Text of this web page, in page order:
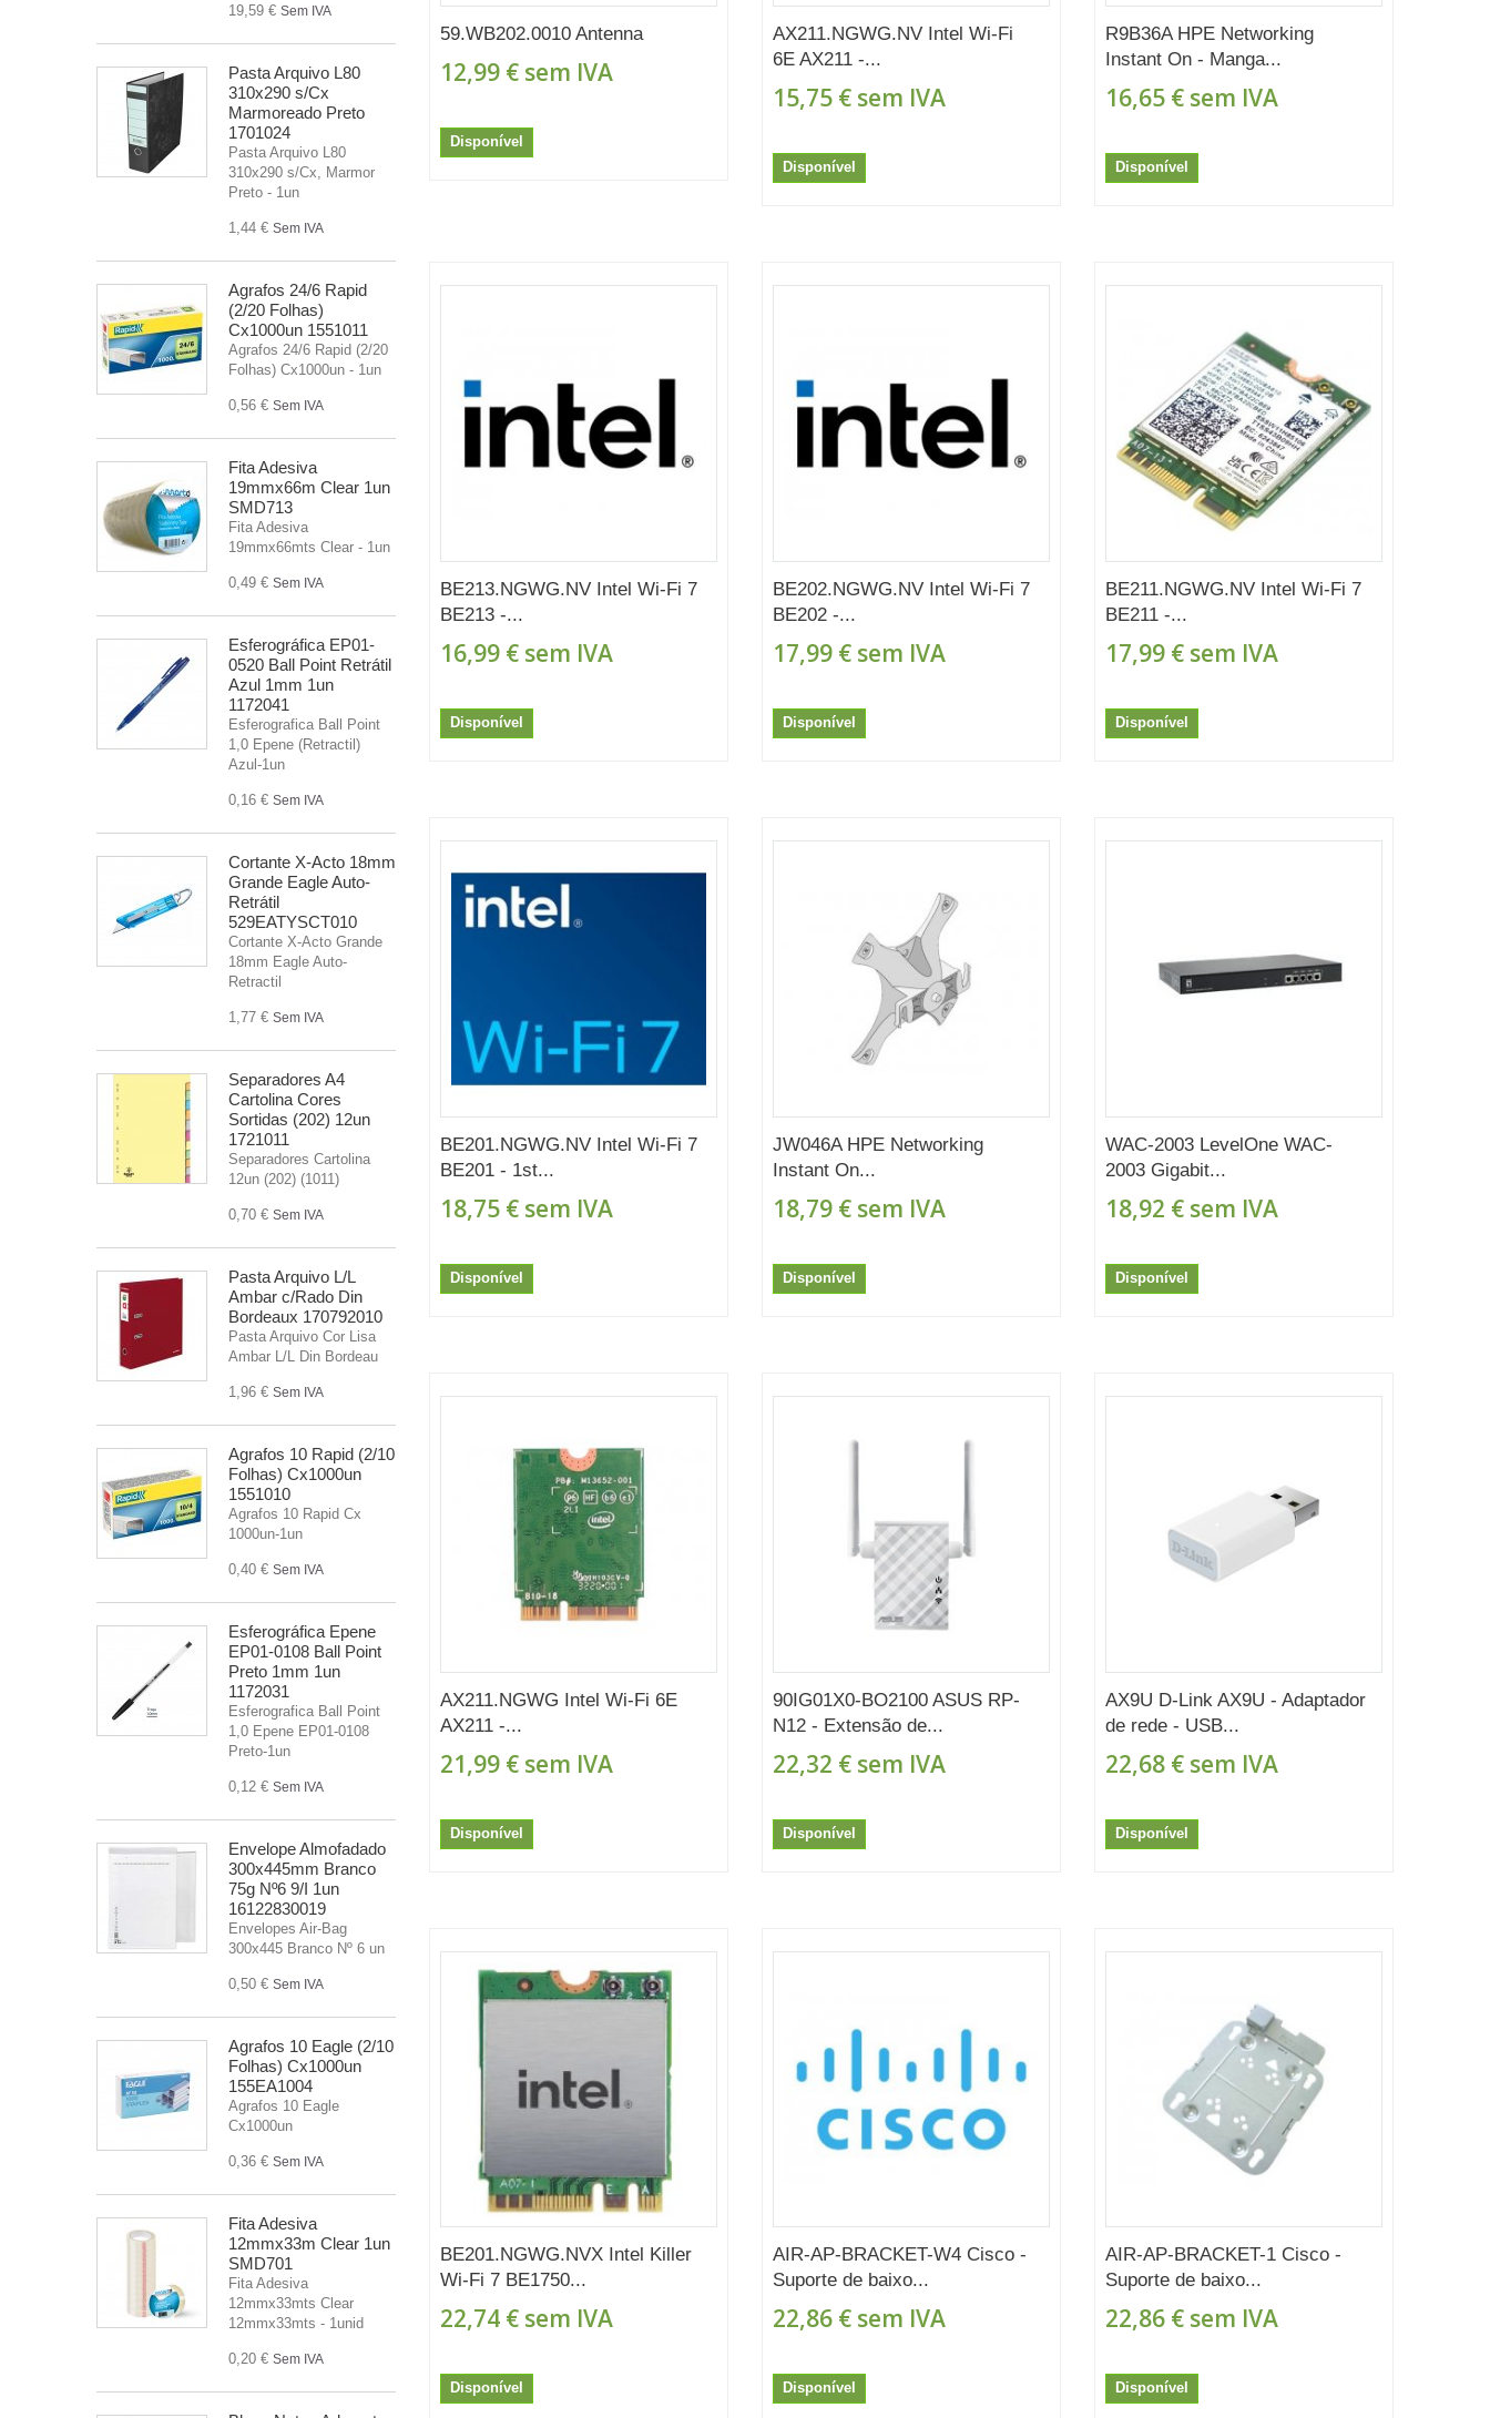
19,59 € Sem IVA
Pasta Arquivo L80
310x290 s/Cx
Marmoreado Preto
1701024
Pasta Arquivo L80
310x290 s/Cx, Marmor
Preto - 1un
1,44 € Sem IVA
Agrafos 24/6 Rapid
(2/20 Folhas)
Cx1000un 1551011
Agrafos 24/6 Rapid (2/20
Folhas) Cx1000un - 1un
0,56 € Sem IVA
Fita Adesiva
19mmx66m Clear 1un
SMD713
Fita Adesiva
19mmx66mts Clear - 1un
0,49 € Sem IVA
Esferográfica EP01-
0520 Ball Point Retrátil
Azul 1mm 1un
1172041
Esferografica Ball Point
1,0 Epene (Retractil)
Azul-1un
0,16 € Sem IVA
Cortante X-Acto 18mm
Grande Eagle Auto-
Retrátil
529EATYSCT010
Cortante X-Acto Grande
18mm Eagle Auto-
Retractil
1,77 € Sem IVA
Separadores A4
Cartolina Cores
Sortidas (202) 12un
1721011
Separadores Cartolina
12un (202) (1011)
0,70 € Sem IVA
Pasta Arquivo L/L
Ambar c/Rado Din
Bordeaux 170792010
Pasta Arquivo Cor Lisa
Ambar L/L Din Bordeau
1,96 € Sem IVA
Agrafos 10 Rapid (2/10
Folhas) Cx1000un
1551010
Agrafos 10 Rapid Cx
1000un-1un
0,40 € Sem IVA
Esferográfica Epene
EP01-0108 Ball Point
Preto 1mm 1un
1172031
Esferografica Ball Point
1,0 Epene EP01-0108
Preto-1un
0,12 € Sem IVA
Envelope Almofadado
300x445mm Branco
75g Nº6 9/I 1un
16122830019
Envelopes Air-Bag
300x445 Branco Nº 6 un
0,50 € Sem IVA
Agrafos 10 Eagle (2/10
Folhas) Cx1000un
155EA1004
Agrafos 10 Eagle
Cx1000un
0,36 € Sem IVA
Fita Adesiva
12mmx33m Clear 1un
SMD701
Fita Adesiva
12mmx33mts Clear
12mmx33mts - 1unid
0,20 € Sem IVA
59.WB202.0010 Antenna
12,99 € sem IVA
Disponível
AX211.NGWG.NV Intel Wi-Fi
6E AX211 -...
15,75 €sem IVA
Disponível
R9B36A HPE Networking
Instant On - Manga...
16,65 €sem IVA
Disponível
BE213.NGWG.NV Intel Wi-Fi 7
BE213 -...
16,99 € sem IVA
Disponível
BE202.NGWG.NV Intel Wi-Fi 7
BE202 -...
17,99 €sem IVA
Disponível
BE211.NGWG.NV Intel Wi-Fi 7
BE211 -...
17,99 €sem IVA
Disponível
BE201.NGWG.NV Intel Wi-Fi 7
BE201 - 1st...
18,75 € sem IVA
Disponível
JW046A HPE Networking
Instant On...
18,79 €sem IVA
Disponível
WAC-2003 LevelOne WAC-
2003 Gigabit...
18,92 €sem IVA
Disponível
AX211.NGWG Intel Wi-Fi 6E
AX211 -...
21,99 € sem IVA
Disponível
90IG01X0-BO2100 ASUS RP-
N12 - Extensão de...
22,32 €sem IVA
Disponível
AX9U D-Link AX9U - Adaptador
de rede - USB...
22,68 €sem IVA
Disponível
BE201.NGWG.NVX Intel Killer
Wi-Fi 7 BE1750...
22,74 € sem IVA
Disponível
AIR-AP-BRACKET-W4 Cisco -
Suporte de baixo...
22,86 €sem IVA
Disponível
AIR-AP-BRACKET-1 Cisco -
Suporte de baixo...
22,86 €sem IVA
Disponível